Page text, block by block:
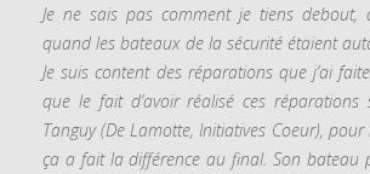
Je ne sais pas comment je tiens debout,
quand les bateaux de la sécurité étaient
Je suis content des réparations que j’ai
que le fait d’avoir réalisé ces
Tanguy (De Lamotte, Initiatives Coeur),
ça a fait la différence au final. Son